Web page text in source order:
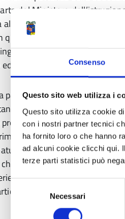
Consenso
Questo sito web utilizza i
Questo sito utilizza cookie
con i nostri partner tecnici
ha fornito loro o che hanno
ad alcuni cookie clicchi qui.
terze parti statistici può
Selezione
del
Necessari
del Ministero
anni abbiamo
di opportunità e
solidale e rispettosa
parte del Miur , conferma la
del linguaggio teatrale –
è fondato sull’idea
di tutto, partire dal
Uno degli
prediligano l’ascolto, la
teatrale a scuola è un
modo del teatro”.